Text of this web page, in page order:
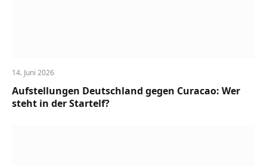
14. Juni 2026
Aufstellungen Deutschland gegen Curacao: Wer
steht in der Startelf?